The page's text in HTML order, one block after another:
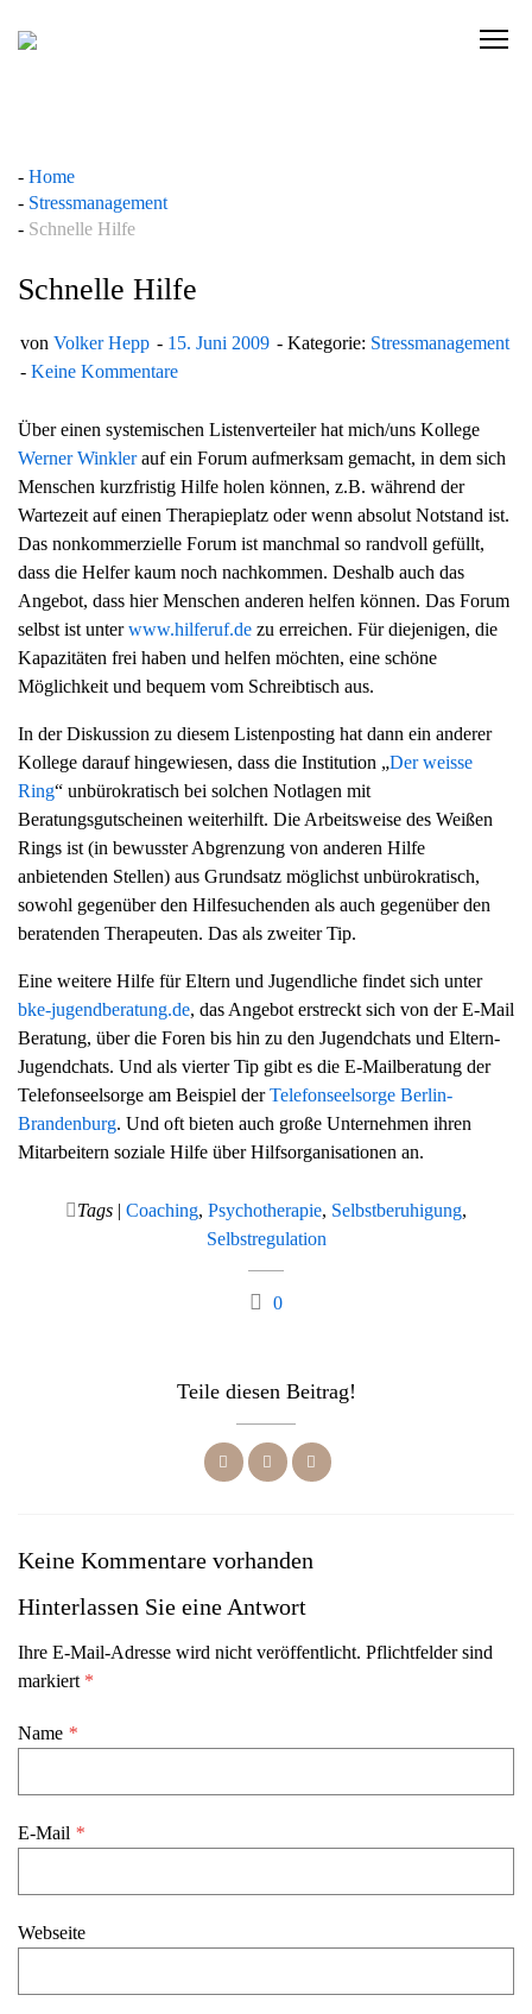
C
a
i
t
i
Home
Stressmanagement
Schnelle Hilfe
Schnelle Hilfe
von Volker Hepp 15. Juni 2009 Kategorie: Stressmanagement
Keine Kommentare
Über einen systemischen Listenverteiler hat mich/uns Kollege
Werner Winklerauf ein Forum aufmerksam gemacht, in dem sich
Menschen kurzfristig Hilfe holen können, z.B. während der
Wartezeit auf einen Therapieplatz oder wenn absolut Notstand ist.
Das nonkommerzielle Forum ist manchmal so randvoll gefüllt,
dass die Helfer kaum noch nachkommen. Deshalb auch das
Angebot, dass hier Menschen anderen helfen können. Das Forum
selbst ist unterwww.hilferuf.de zu erreichen. Für diejenigen, die
Kapazitäten frei haben und helfen möchten, eine schöne
Möglichkeit und bequem vom Schreibtisch aus.
In der Diskussion zu diesem Listenposting hat dann ein anderer
Kollege darauf hingewiesen, dass die Institution „Der weisse
Ring“ unbürokratisch bei solchen Notlagen mit
Beratungsgutscheinen weiterhilft. Die Arbeitsweise des Weißen
Rings ist (in bewusster Abgrenzung von anderen Hilfe
anbietenden Stellen) aus Grundsatz möglichst unbürokratisch,
sowohl gegenüber den Hilfesuchenden als auch gegenüber den
beratenden Therapeuten. Das als zweiter Tip.
Eine weitere Hilfe für Eltern und Jugendliche findet sich unter
bke-jugendberatung.de, das Angebot erstreckt sich von der E-Mail
Beratung, über die Foren bis hin zu den Jugendchats und Eltern-
Jugendchats. Und als vierter Tip gibt es die E-Mailberatung der
Telefonseelsorge am Beispiel derTelefonseelsorge Berlin-
Brandenburg. Und oft bieten auch große Unternehmen ihren
Mitarbeitern soziale Hilfe über Hilfsorganisationen an.
Tags | Coaching, Psychotherapie, Selbstberuhigung,
Selbstregulation
0
Teile diesen Beitrag!
Keine Kommentare vorhanden
Hinterlassen Sie eine Antwort
Ihre E-Mail-Adresse wird nicht veröffentlicht. Pflichtfelder sind
markiert *
Name *
E-Mail *
Webseite